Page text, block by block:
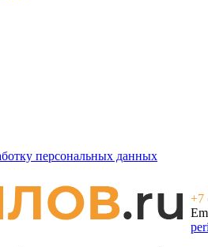
персональных данных
+7